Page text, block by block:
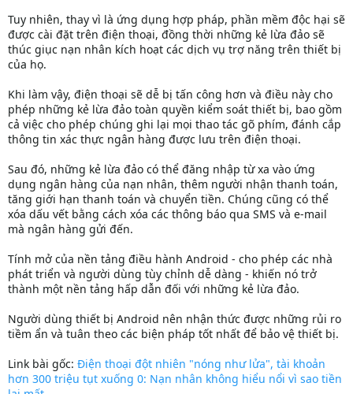
Tuy nhiên, thay vì là ứng dụng hợp pháp, phần mềm độc hại sẽ
được cài đặt trên điện thoại, đồng thời những kẻ lừa đảo sẽ
thúc giục nạn nhân kích hoạt các dịch vụ trợ năng trên thiết bị
của họ.
Khi làm vậy, điện thoại sẽ dễ bị tấn công hơn và điều này cho
phép những kẻ lừa đảo toàn quyền kiểm soát thiết bị, bao gồm
cả việc cho phép chúng ghi lại mọi thao tác gõ phím, đánh cắp
thông tin xác thực ngân hàng được lưu trên điện thoại.
Sau đó, những kẻ lừa đảo có thể đăng nhập từ xa vào ứng
dụng ngân hàng của nạn nhân, thêm người nhận thanh toán,
tăng giới hạn thanh toán và chuyển tiền. Chúng cũng có thể
xóa dấu vết bằng cách xóa các thông báo qua SMS và e-mail
mà ngân hàng gửi đến.
Tính mở của nền tảng điều hành Android - cho phép các nhà
phát triển và người dùng tùy chỉnh dễ dàng - khiến nó trở
thành một nền tảng hấp dẫn đối với những kẻ lừa đảo.
Người dùng thiết bị Android nên nhận thức được những rủi ro
tiềm ẩn và tuân theo các biện pháp tốt nhất để bảo vệ thiết bị.
Link bài gốc: Điện thoại đột nhiên "nóng như lửa", tài khoản
hơn 300 triệu tụt xuống 0: Nạn nhân không hiểu nổi vì sao tiền